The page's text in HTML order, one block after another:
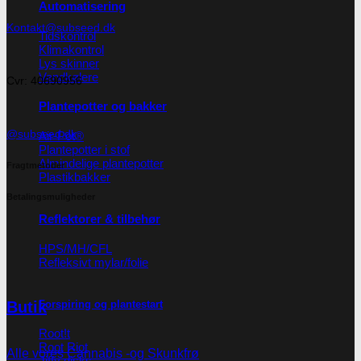
Automatisering
Tidskontrol
Klimakontrol
Lys skinner
Vandkølere
Plantepotter og bakker
Air-Pot®
Plantepotter i stof
Almindelige plantepotter
Plastikbakker
Reflektorer & tilbehør
HPS/MH/CFL
Refleksivt mylar/folie
Forspiring og plantestart
Root!t
Root Riot
Kontakt@subseed.dk
Cvr: 40690956
@subseed.dk
Fragtmetoder
Butik
Alle vores Cannabis -og Skunkfrø